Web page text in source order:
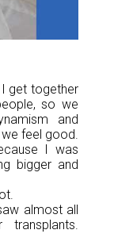
I get together
so we
and
feel good.
I was
bigger and
almost all